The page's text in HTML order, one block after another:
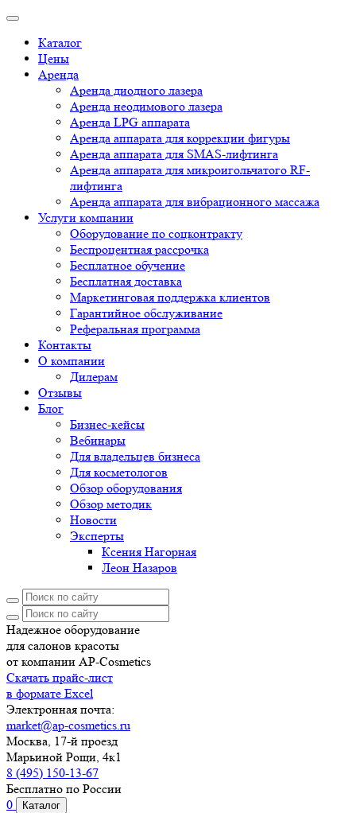
Каталог
Цены
Аренда
Аренда диодного лазера
Аренда неодимового лазера
Аренда LPG аппарата
Аренда аппарата для коррекции фигуры
Аренда аппарата для SMAS-лифтинга
Аренда аппарата для микроигольчатого RF-
лифтинга
Аренда аппарата для вибрационного массажа
Услуги компании
Оборудование по соцконтракту
Беспроцентная рассрочка
Бесплатное обучение
Бесплатная доставка
Маркетинговая поддержка клиентов
Гарантийное обслуживание
Реферальная программа
Контакты
О компании
Дилерам
Отзывы
Блог
Бизнес-кейсы
Вебинары
Для владельцев бизнеса
Для косметологов
Обзор оборудования
Обзор методик
Новости
Эксперты
Ксения Нагорная
Леон Назаров
Надежное оборудование
для салонов красоты
от компании AP-Cosmetics
Скачать прайс-лист
в формате Excel
Электронная почта:
market@ap-cosmetics.ru
Москва, 17-й проезд
Марьиной Рощи, 4к1
8 (495) 150-13-67
Бесплатно по России
0
Каталог